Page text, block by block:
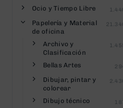
Ocio y Tiempo Libre
Papelería y Material
de oficina
Archivo y
Clasificación
Bellas Artes
Dibujar, pintar y
colorear
Dibujo técnico